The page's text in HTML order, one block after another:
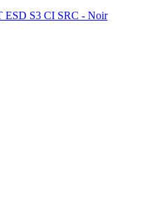
ESD S3 CI SRC - Noir